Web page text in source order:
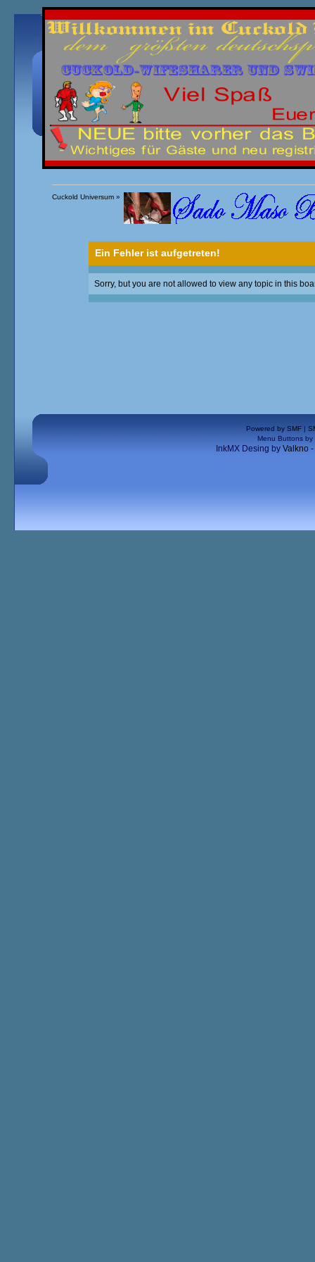
Übersicht Kalender Einloggen Registrieren
Cuckold Universum»
Ein Fehler ist aufgetreten!
Sorry, but you are not allowed to view any topic in this
Powered by SMF |
Menu Buttons by
InkMX Desing by Valkno